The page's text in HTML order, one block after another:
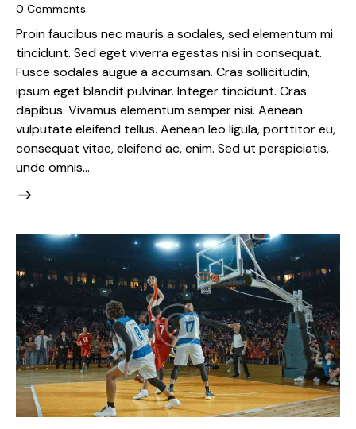
0 Comments
Proin faucibus nec mauris a sodales, sed elementum mi
tincidunt. Sed eget viverra egestas nisi in consequat.
Fusce sodales augue a accumsan. Cras sollicitudin,
ipsum eget blandit pulvinar. Integer tincidunt. Cras
dapibus. Vivamus elementum semper nisi. Aenean
vulputate eleifend tellus. Aenean leo ligula, porttitor eu,
consequat vitae, eleifend ac, enim. Sed ut perspiciatis,
unde omnis…